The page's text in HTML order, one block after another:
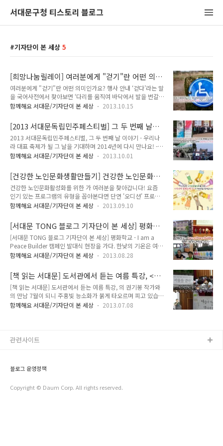
서대문구청 티스토리 블로그
기자단이 본 세상 5
[희망나눔릴레이] 여러분에게 "걷기"란 어떤 의미
인가요?
여러분에게 "걷기"란 어떤 의미인가요? 행사 안내 ‘걷다’라는 말
을 국어사전에서 찾아보면 ‘다리를 움직여 바닥에서 발을 번갈아
떼어 옮기다’라는 풀이가 나옵니다. 우리가 일반적으로 걷는다고
애인들에게 걷는다는 것은 어떠한 의미일까요? 그 분들에게 휠
체어를 이용한 이동도 걷기에 포함된다고 생각해 볼 수 있지요.
‘걷다’의 의미 중에 ‘어떠한 방향으로 나아가다’라는 의미도 있으
니, 꼭 두 다리를 이용해 발을 떼어 옮기는 것만이 걷는 것이라고
는 할 수 없다는 생각이 들었습니다. 오늘은 이런 의미에서, 거동
고 합니다. 은 전동휠체어를 이용하는 거동불편 장애인과 지역주
민들이 함께 참여하는 행..
함께해요 서대문/기자단이 본 세상 2013.10.15
[2013 서대문독립민주페스티벌] 그 두 번째 날의
모습 다시 보기
2013 서대문독립민주페스티벌, 그 두 번째 날 이야기 - 우리나
라 대표 축제가 될 그 날을 기대하며 2014년에 다시 만나요! -
서대문독립민주페스티벌, 그 두 번째 날이자 마지막 날인 9월
요일에는 독립민주페스티벌의 하이라이트라고 할 수 있는 2012
년 풋프린팅 전시제막식과 2013년 풋프린팅 및 축하 페스티벌
이 열렸는데요. 그 뿐만 아니라 어린이 어울림 한마당과 주민 아
마추어 예술단 공연, 거리 아트스트, 아트워크 및 아트마켓, 서대
문 청소년 역사길 걷기, 독일 민주화운동 교류 전시회, 미루나무
you know?’ 등 다양하고 풍성한 프로그램이 진행되었습니다.
그럼 그 현장 ..
함께해요 서대문/기자단이 본 세상 2013.10.01
[건강한 노인문화생활만들기] 건강한 노인문화활
성화를 위한 <시니어 슈퍼스타 S>가 여러분을 찾
아갑니다!
건강한 노인문화활성화를 위한 가 여러분을 찾아갑니다! 요즘
인기 있는 프로그램의 유형을 꼽아본다면 단연 '오디션' 프로그
램이겠지요. 연예인이 아닌 평범한 시민들이 자신만이 가진 재능
기미가 보이지 않습니다. 이러한 경연 프로그램들을 보고 있노라
면 이따금씩 젊은 세대가 아닌, 중장년층, 나아가 노년층의 도전
을 만나볼 수 있는데요. 도전하는 마음을 먹기가 쉽지 않았을텐
데 용기 있게 도전하는 어르신들의 모습은 참으로 많은 것을 느
끼게 합니다. 그리고 노년층이라고 해서 젊은 세대보다 재능이
들만의 매력에 흠뻑 빠지게 되곤 합니다. 오늘은 이러한 어르신
들의 경연 프로그램이 서대문구에서 열린다는..
함께해요 서대문/기자단이 본 세상 2013.09.10
[서대문 TONG 블로그 기자단이 본 세상] 평화학
교 - I am a Peace Builder 캠페인 발대식 현장
을 가다
[서대문 TONG 블로그 기자단이 본 세상] 평화학교 - I am a
Peace Builder 캠페인 발대식 현장을 가다. 한낮의 기온은 여전
히 높지만 아침저녁으로 시원한 바람이 불고 있습니다. 학생들은
대문구 홍은중앙로 13에 있는 홍제초등학교에서 아주 특별한 행
사가 있어서 서대문Tong이 다녀왔습니다. 바로 평화 학교 프로
젝트, I am a Peace Builder 캠페인 발대식인데요. 그 현장으로
여러분을 초대합니다. ^^ 적성별로 예술상담 교육과 예술활동에
참여하는 평화학교, 그리고 I am a Peace Builder ‘나는 평화를
함께해요 서대문/기자단이 본 세상 2013.08.28
[책 읽는 서대문] 도서관에서 듣는 여름 특강, <다
시, 서울을 걷다>의 권기봉 작가와의 만남
[책 읽는 서대문] 도서관에서 듣는 여름 특강, 의 권기봉 작가와
의 만남 7월이 되니 주홍빛 능소화가 붉게 타오르며 피고 있습니
다. 그리고 여름이 절정을 향하여 뜨거운 열기를 뿜어내고 있지
행되는 여름특강인 권기봉 작가와의 만남에 서대문tong이 다녀
(작가, YTN 라디오 「권기봉의 걸으며 생각하며」진행) ..
함께해요 서대문/기자단이 본 세상 2013.07.08
블로그 운영정책
Copyright © Daum Corp. All rights reserved.
관련사이트